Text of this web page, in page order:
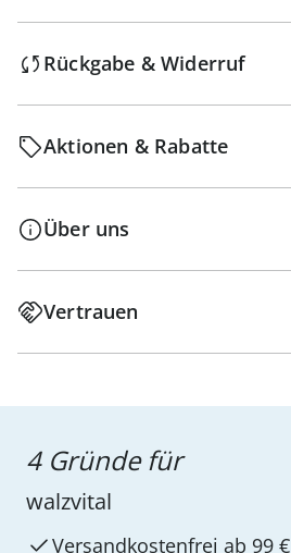
Rückgabe & Widerruf
Aktionen & Rabatte
Über uns
Vertrauen
4 Gründe für
walzvital
Versandkostenfrei ab 99 €